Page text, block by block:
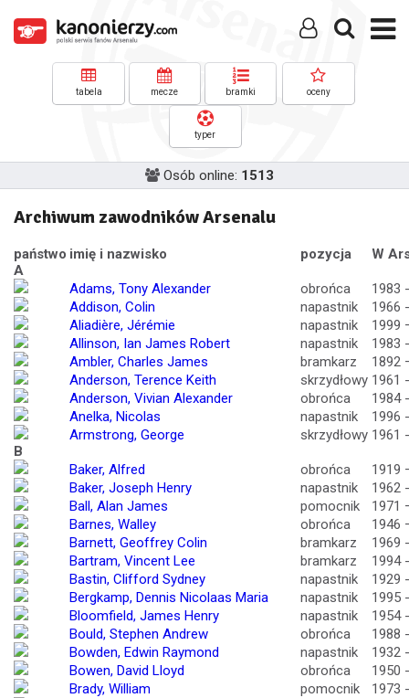
tabela mecze bramki oceny
typer
Osób online: 1513
Archiwum zawodników Arsenalu
państwo imię i nazwisko pozycja
W
A
Adams, Tony Alexander
obrońca
1983
Addison, Colin
napastnik
1966
Aliadière, Jérémie
napastnik
1999
Allinson, Ian James Robert
napastnik
1983
Ambler, Charles James
bramkarz
1892
Anderson, Terence Keith
skrzydłowy 1961
Anderson, Vivian Alexander
obrońca
1984
Anelka, Nicolas
napastnik
1996
Armstrong, George
skrzydłowy 1961
B
Baker, Alfred
obrońca
1919
Baker, Joseph Henry
napastnik
1962
Ball, Alan James
pomocnik
1971
Barnes, Walley
obrońca
1946
Barnett, Geoffrey Colin
bramkarz
1969
Bartram, Vincent Lee
bramkarz
1994
Bastin, Clifford Sydney
napastnik
1929
Bergkamp, Dennis Nicolaas Maria
napastnik
1995
Bloomfield, James Henry
napastnik
1954
Bould, Stephen Andrew
obrońca
1988
Bowden, Edwin Raymond
napastnik
1932
Bowen, David Lloyd
obrońca
1950
Brady, William
pomocnik
1973